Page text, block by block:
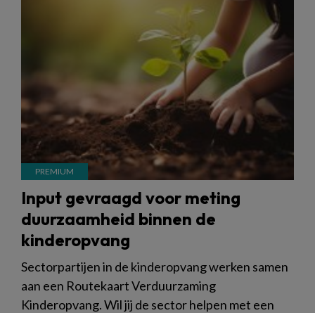
Input gevraagd voor meting
duurzaamheid binnen de
kinderopvang
Sectorpartijen in de kinderopvang werken samen
aan een Routekaart Verduurzaming
Kinderopvang. Wil jij de sector helpen met een